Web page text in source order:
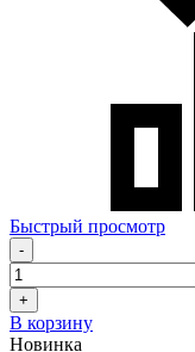
Быстрый просмотр
-
+
В корзину
Новинка